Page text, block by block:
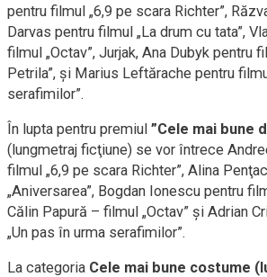
pentru filmul „6,9 pe scara Richter”,
Darvas pentru filmul „La drum cu tata”,
filmul „Octav”, Jurjak, Ana Dubyk pentru
Petrila”, şi Marius Leftărache pentru
serafimilor”.
În lupta pentru premiul ”Cele mai bune
(lungmetraj ficţiune) se vor întrece
filmul „6,9 pe scara Richter”, Alina
„Aniversarea”, Bogdan Ionescu pentru
Călin Papură – filmul „Octav” şi Adrian
„Un pas în urma serafimilor”.
La categoria Cele mai bune costume